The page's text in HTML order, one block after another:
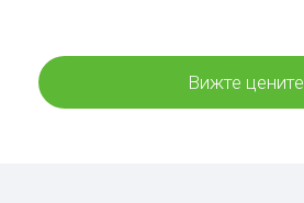
Вижте цените